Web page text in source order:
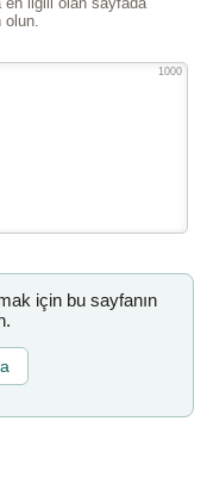
olun.
1000
için bu sayfanın